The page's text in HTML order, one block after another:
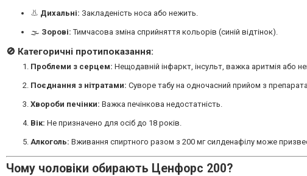
👃 Дихальні: Закладеність носа або нежить.
🌫 Зорові: Тимчасова зміна сприйняття кольорів (синій відтінок).
🚫 Категоричні протипоказання:
Проблеми з серцем: Нещодавній інфаркт, інсульт, важка аритмія або
Поєднання з нітратами: Суворе табу на одночасний прийом з
Хвороби печінки: Важка печінкова недостатність.
Вік: Не призначено для осіб до 18 років.
Алкоголь: Вживання спиртного разом з 200 мг силденафілу може
Чому чоловіки обирають Ценфорс 200?